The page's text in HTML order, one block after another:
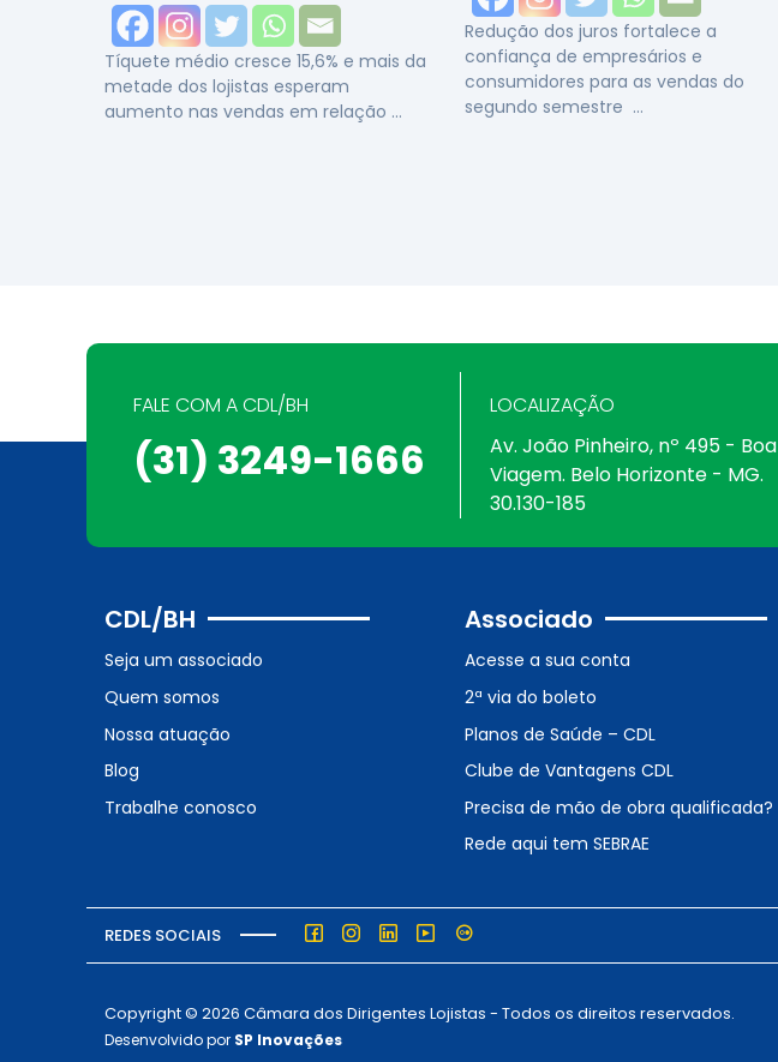
Tíquete médio cresce 15,6% e mais da
metade dos lojistas esperam
aumento nas vendas em relação …
Redução dos juros fortalece a
confiança de empresários e
consumidores para as vendas do
segundo semestre …
FALE COM A CDL/BH
(31) 3249-1666
LOCALIZAÇÃO
Av. João Pinheiro, nº 495 - Boa
Viagem. Belo Horizonte - MG.
30.130-185
CDL/BH
Seja um associado
Quem somos
Nossa atuação
Blog
Trabalhe conosco
Associado
Acesse a sua conta
2ª via do boleto
Planos de Saúde – CDL
Clube de Vantagens CDL
Precisa de mão de obra qualificada?
Rede aqui tem SEBRAE
REDES SOCIAIS
Copyright © 2026 Câmara dos Dirigentes Lojistas - Todos os direitos reservados.
Desenvolvido por SP Inovações